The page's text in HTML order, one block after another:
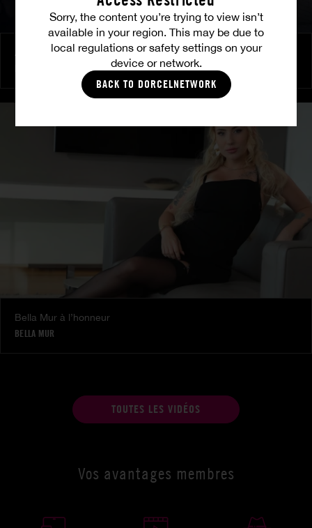
Sorry, the content you’re trying to view isn’t
available in your region. This may be due to
local regulations or safety settings on your
device or network.
BACK TO DORCELNETWORK
Amitié brûlante
MATTY MILA PEREZ
Bella Mur à l’honneur
BELLA MUR
TOUTES LES VIDÉOS
Vos avantages membres